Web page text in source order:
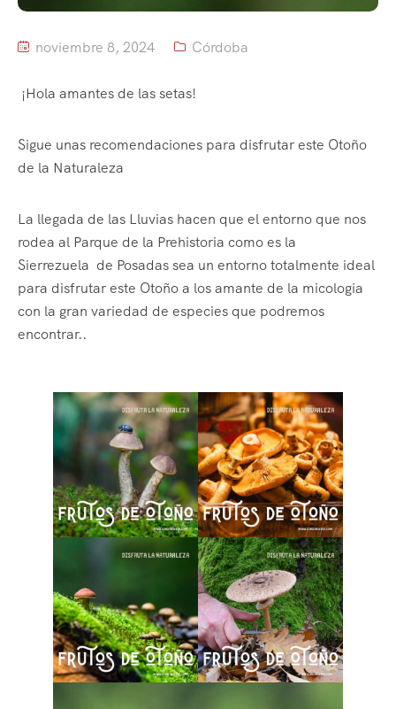
noviembre 8, 2024 Córdoba
¡Hola amantes de las setas!
Sigue unas recomendaciones para disfrutar este Otoño
de la Naturaleza
La llegada de las Lluvias hacen que el entorno que nos
rodea al Parque de la Prehistoria como es la
Sierrezuela de Posadas sea un entorno totalmente ideal
para disfrutar este Otoño a los amante de la micologia
con la gran variedad de especies que podremos
encontrar..